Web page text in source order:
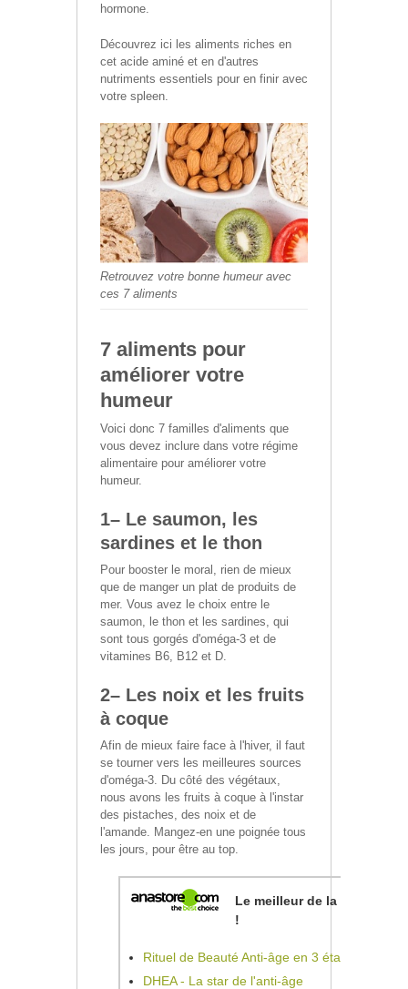
hormone.
Découvrez ici les aliments riches en
cet acide aminé et en d'autres
nutriments essentiels pour en finir avec
votre spleen.
Retrouvez votre bonne humeur avec
ces 7 aliments
7 aliments pour
améliorer votre
humeur
Voici donc 7 familles d'aliments que
vous devez inclure dans votre régime
alimentaire pour améliorer votre
humeur.
1– Le saumon, les
sardines et le thon
Pour booster le moral, rien de mieux
que de manger un plat de produits de
mer. Vous avez le choix entre le
saumon, le thon et les sardines, qui
sont tous gorgés d'oméga-3 et de
vitamines B6, B12 et D.
2– Les noix et les fruits
à coque
Afin de mieux faire face à l'hiver, il faut
se tourner vers les meilleures sources
d'oméga-3. Du côté des végétaux,
nous avons les fruits à coque à l'instar
des pistaches, des noix et de
l'amande. Mangez-en une poignée tous
les jours, pour être au top.
Le meilleur de la
!
Rituel de Beauté Anti-âge en 3 étapes
DHEA - La star de l'anti-âge